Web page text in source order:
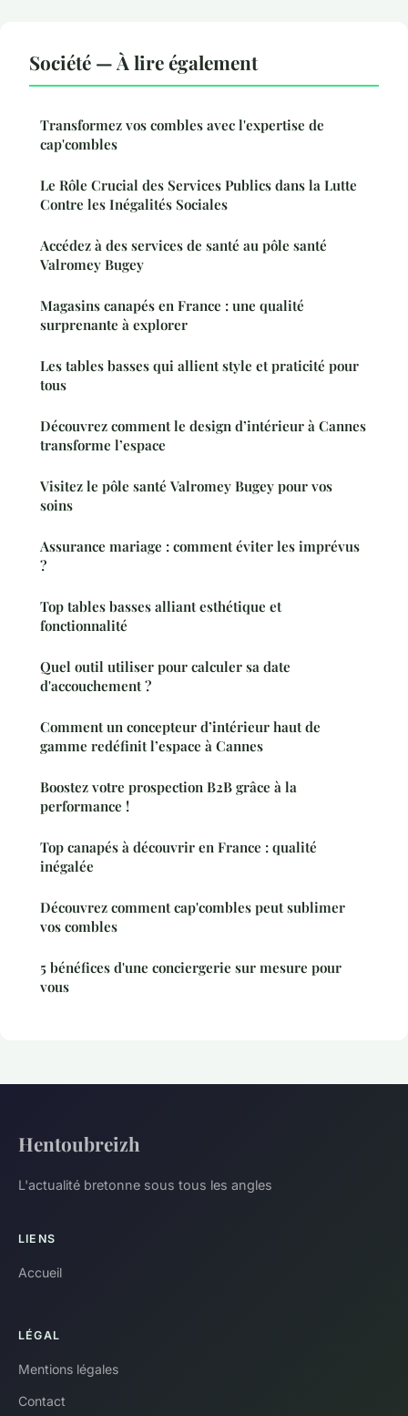
Société — À lire également
Transformez vos combles avec l'expertise de
cap'combles
Le Rôle Crucial des Services Publics dans la Lutte
Contre les Inégalités Sociales
Accédez à des services de santé au pôle santé
Valromey Bugey
Magasins canapés en France : une qualité
surprenante à explorer
Les tables basses qui allient style et praticité pour
tous
Découvrez comment le design d’intérieur à Cannes
transforme l’espace
Visitez le pôle santé Valromey Bugey pour vos
soins
Assurance mariage : comment éviter les imprévus
?
Top tables basses alliant esthétique et
fonctionnalité
Quel outil utiliser pour calculer sa date
d'accouchement ?
Comment un concepteur d’intérieur haut de
gamme redéfinit l’espace à Cannes
Boostez votre prospection B2B grâce à la
performance !
Top canapés à découvrir en France : qualité
inégalée
Découvrez comment cap'combles peut sublimer
vos combles
5 bénéfices d'une conciergerie sur mesure pour
vous
Hentoubreizh
L'actualité bretonne sous tous les angles
LIENS
Accueil
LÉGAL
Mentions légales
Contact